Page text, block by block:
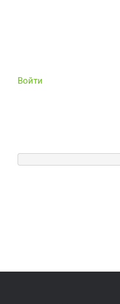
Войти